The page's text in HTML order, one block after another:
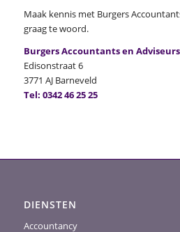
Maak kennis met Burgers
graag te woord.
Burgers Accountants en Adviseurs
Edisonstraat 6
3771 AJ Barneveld
Tel: 0342 46 25 25
DIENSTEN
Accountancy